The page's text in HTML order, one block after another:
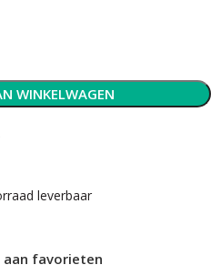
WINKELWAGEN
leverbaar
favorieten